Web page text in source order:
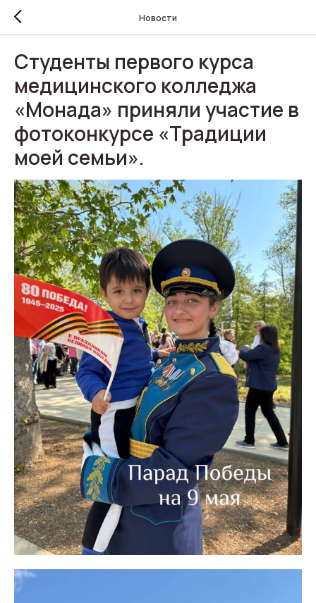
Новости
Студенты первого курса
медицинского колледжа
«Монада» приняли участие в
фотоконкурсе «Традиции
моей семьи».